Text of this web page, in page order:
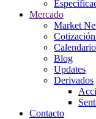
Mercado
Market
Blog
Updates
Derivados
Contacto